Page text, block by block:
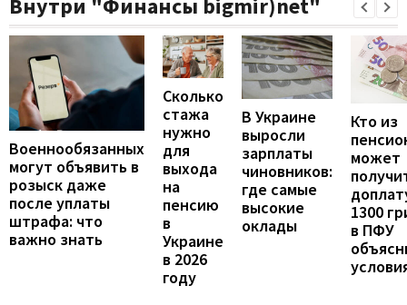
Внутри "Финансы bigmir)net"
Военнообязанных
могут объявить в
розыск даже
после уплаты
штрафа: что
важно знать
Сколько
стажа
нужно
для
выхода
на
пенсию
в
Украине
в 2026
году
В Украине
выросли
зарплаты
чиновников:
где самые
высокие
оклады
Кто из
может
1300
в ПФУ